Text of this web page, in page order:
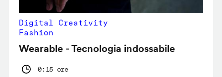
Digital Creativity
Fashion
Wearable - Tecnologia indossabile
0:15 ore